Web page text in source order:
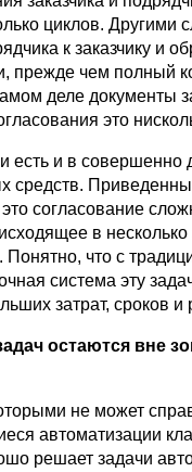
циклов. Другими
к заказчику и
чем полный
деле документы
это
есть и в
средств.
согласование
в
Понятно, что с
система эту
затрат, сроков и
остаются вне
не может
автоматизации
решает задачи